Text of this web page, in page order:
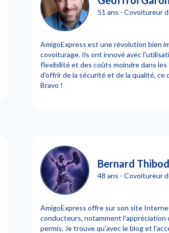
51 ans - Covoitureur
AmigoExpress est une révolution bien
covoiturage. Ils ont innové avec
flexibilité et des coûts moindre dans
d'offrir de la sécurité et de la qualité, ce
Bravo !
Bernard
48 ans - Covoitureur
AmigoExpress offre sur son site
conducteurs, notamment l'appréciation
permis. Je trouve qu'avec le blog et